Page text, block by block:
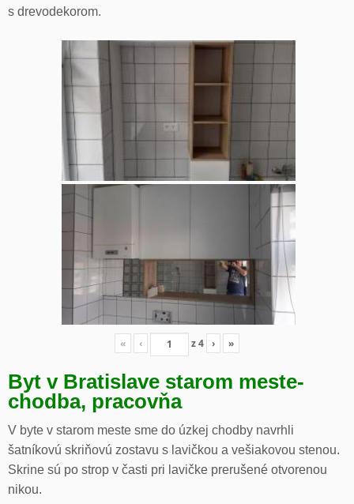
s drevodekorom.
« ‹ z4 › »
Byt v Bratislave starom meste-
chodba, pracovňa
V byte v starom meste sme do úzkej chodby navrhli
šatníkovú skriňovú zostavu s lavičkou a vešiakovou stenou.
Skrine sú po strop v časti pri lavičke prerušené otvorenou
nikou.